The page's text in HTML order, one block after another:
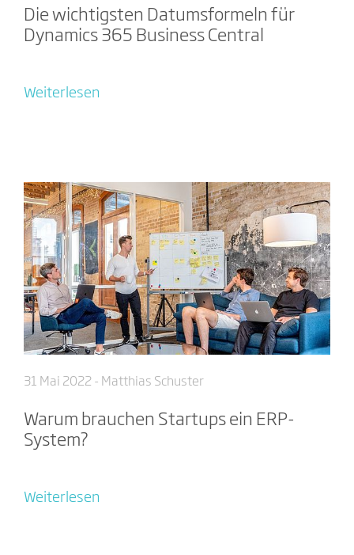
Die wichtigsten Datumsformeln für
Dynamics 365 Business Central
Weiterlesen
31 Mai 2022 - Matthias Schuster
Warum brauchen Startups ein ERP-
System?
Weiterlesen